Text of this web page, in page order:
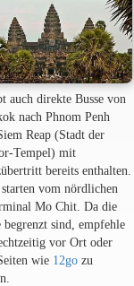
auch direkte Busse von
nach Phnom Penh
Reap (Stadt der
Tempel) mit
bereits enthalten.
vom nördlichen
Mo Chit. Da die
begrenzt sind, empfehle
vor Ort oder
wie 12gozu